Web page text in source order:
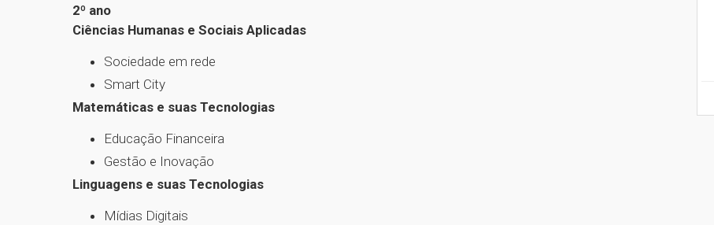
2º ano
Ciências Humanas e Sociais Aplicadas
Sociedade em rede
Smart City
Matemáticas e suas Tecnologias
Educação Financeira
Gestão e Inovação
Linguagens e suas Tecnologias
Mídias Digitais